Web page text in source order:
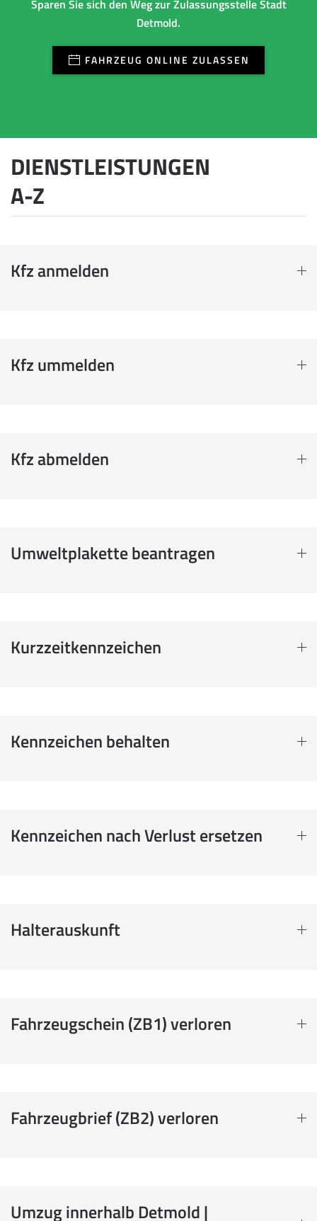
Sparen Sie sich den Weg zur Zulassungsstelle Stadt
Detmold.
FAHRZEUG ONLINE ZULASSEN
DIENSTLEISTUNGEN
A-Z
Kfz anmelden
Kfz ummelden
Kfz abmelden
Umweltplakette beantragen
Kurzzeitkennzeichen
Kennzeichen behalten
Kennzeichen nach Verlust ersetzen
Halterauskunft
Fahrzeugschein (ZB1) verloren
Fahrzeugbrief (ZB2) verloren
Umzug innerhalb Detmold |